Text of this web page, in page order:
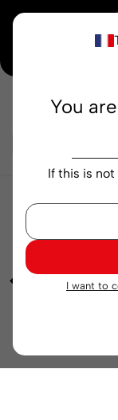
You
If this is
I want to
×
Notre nouvelle
Cafés